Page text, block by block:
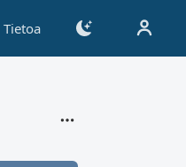
Tietoa